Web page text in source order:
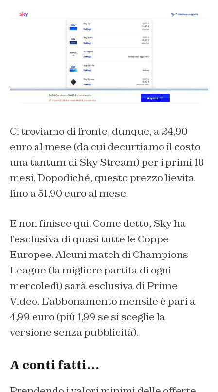
Ci troviamo di fronte, dunque, a 24,90
euro al mese (da cui decurtiamo il costo
una tantum di Sky Stream) per i primi 18
mesi. Dopodiché, questo prezzo lievita
fino a 51,90 euro al mese.
E non finisce qui. Come detto, Sky ha
l’esclusiva di quasi tutte le Coppe
Europee. Alcuni match di Champions
League (la migliore partita di ogni
mercoledì) sarà esclusiva di Prime
Video. L’abbonamento mensile è pari a
4,99 euro (più 1,99 se si sceglie la
versione senza pubblicità).
A conti fatti…